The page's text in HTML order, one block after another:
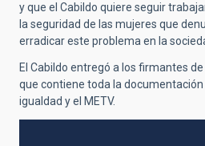
y que el Cabildo quiere seguir
la seguridad de las mujeres que
erradicar este problema en la
El Cabildo entregó a los firmantes
que contiene toda la
igualdad y el METV.